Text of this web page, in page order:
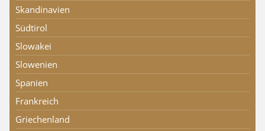
Skandinavien
Südtirol
Slowakei
Slowenien
Spanien
Frankreich
Griechenland